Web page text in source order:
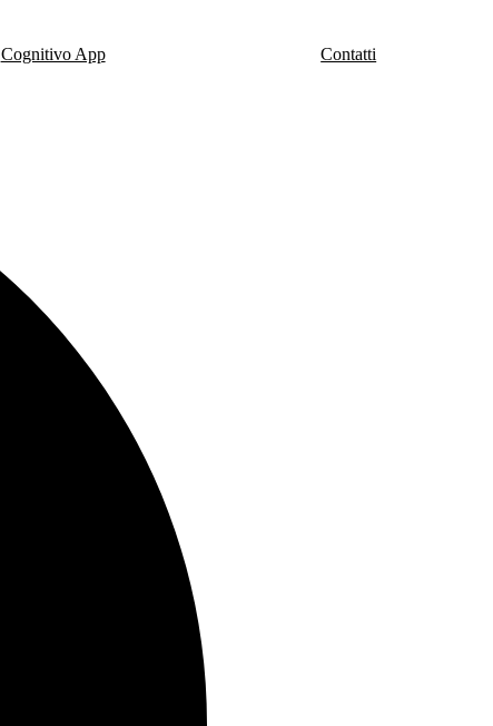
Cognitivo App
Contatti